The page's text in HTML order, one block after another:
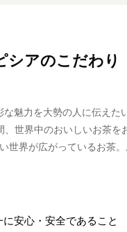
シアのこだわり
魅力を大勢の人に伝えたい
世界中のおいしいお茶を
界が広がっているお茶
に安心・安全であること